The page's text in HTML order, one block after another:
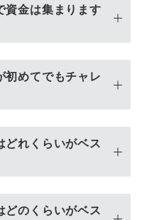
資金は集まります
初めてでもチャレ
どれくらいがベス
どのくらいがベス